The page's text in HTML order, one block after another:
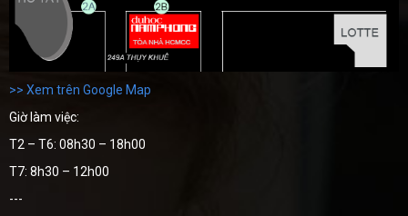
>> Xem trên Google Map
Giờ làm việc:
T2 – T6: 08h30 – 18h00
T7: 8h30 – 12h00
---